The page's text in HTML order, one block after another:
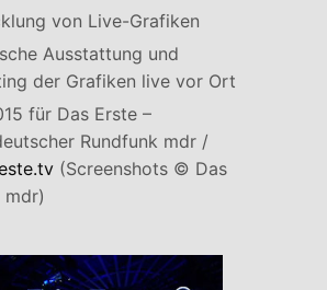
von Live-Grafiken
Ausstattung und
der Grafiken live vor Ort
für Das Erste –
Rundfunk mdr /
(Screenshots © Das
mdr)